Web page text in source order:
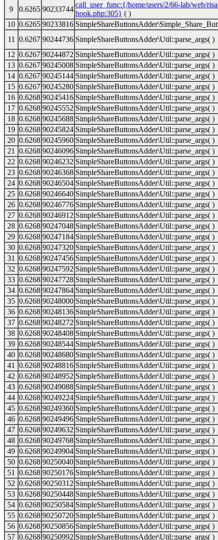
9
0.6265 90233744
call_user_func:{/home/users/2/66-lab/web/
hook.php:305} ( )
10 0.6265 90233816
11
0.6267 90244736 SimpleShareButtonsAdder\Util::parse_args( )
12 0.6267 90244872 SimpleShareButtonsAdder\Util::parse_args( )
13 0.6267 90245008 SimpleShareButtonsAdder\Util::parse_args( )
14 0.6267 90245144 SimpleShareButtonsAdder\Util::parse_args( )
15 0.6267 90245280 SimpleShareButtonsAdder\Util::parse_args( )
16 0.6268 90245416 SimpleShareButtonsAdder\Util::parse_args( )
17 0.6268 90245552 SimpleShareButtonsAdder\Util::parse_args( )
18 0.6268 90245688 SimpleShareButtonsAdder\Util::parse_args( )
19 0.6268 90245824 SimpleShareButtonsAdder\Util::parse_args( )
20 0.6268 90245960 SimpleShareButtonsAdder\Util::parse_args( )
21
0.6268 90246096 SimpleShareButtonsAdder\Util::parse_args( )
22 0.6268 90246232 SimpleShareButtonsAdder\Util::parse_args( )
23 0.6268 90246368 SimpleShareButtonsAdder\Util::parse_args( )
24 0.6268 90246504 SimpleShareButtonsAdder\Util::parse_args( )
25 0.6268 90246640 SimpleShareButtonsAdder\Util::parse_args( )
26 0.6268 90246776 SimpleShareButtonsAdder\Util::parse_args( )
27 0.6268 90246912 SimpleShareButtonsAdder\Util::parse_args( )
28 0.6268 90247048 SimpleShareButtonsAdder\Util::parse_args( )
29 0.6268 90247184 SimpleShareButtonsAdder\Util::parse_args( )
30 0.6268 90247320 SimpleShareButtonsAdder\Util::parse_args( )
31
0.6268 90247456 SimpleShareButtonsAdder\Util::parse_args( )
32 0.6268 90247592 SimpleShareButtonsAdder\Util::parse_args( )
33 0.6268 90247728 SimpleShareButtonsAdder\Util::parse_args( )
34 0.6268 90247864 SimpleShareButtonsAdder\Util::parse_args( )
35 0.6268 90248000 SimpleShareButtonsAdder\Util::parse_args( )
36 0.6268 90248136 SimpleShareButtonsAdder\Util::parse_args( )
37 0.6268 90248272 SimpleShareButtonsAdder\Util::parse_args( )
38 0.6268 90248408 SimpleShareButtonsAdder\Util::parse_args( )
39 0.6268 90248544 SimpleShareButtonsAdder\Util::parse_args( )
40 0.6268 90248680 SimpleShareButtonsAdder\Util::parse_args( )
41
0.6268 90248816 SimpleShareButtonsAdder\Util::parse_args( )
42 0.6268 90248952 SimpleShareButtonsAdder\Util::parse_args( )
43 0.6268 90249088 SimpleShareButtonsAdder\Util::parse_args( )
44 0.6268 90249224 SimpleShareButtonsAdder\Util::parse_args( )
45 0.6268 90249360 SimpleShareButtonsAdder\Util::parse_args( )
46 0.6268 90249496 SimpleShareButtonsAdder\Util::parse_args( )
47 0.6268 90249632 SimpleShareButtonsAdder\Util::parse_args( )
48 0.6268 90249768 SimpleShareButtonsAdder\Util::parse_args( )
49 0.6268 90249904 SimpleShareButtonsAdder\Util::parse_args( )
50 0.6268 90250040 SimpleShareButtonsAdder\Util::parse_args( )
51
0.6268 90250176 SimpleShareButtonsAdder\Util::parse_args( )
52 0.6268 90250312 SimpleShareButtonsAdder\Util::parse_args( )
53 0.6268 90250448 SimpleShareButtonsAdder\Util::parse_args( )
54 0.6268 90250584 SimpleShareButtonsAdder\Util::parse_args( )
55 0.6268 90250720 SimpleShareButtonsAdder\Util::parse_args( )
56 0.6268 90250856 SimpleShareButtonsAdder\Util::parse_args( )
57 0.6268 90250992 SimpleShareButtonsAdder\Util::parse_args( )